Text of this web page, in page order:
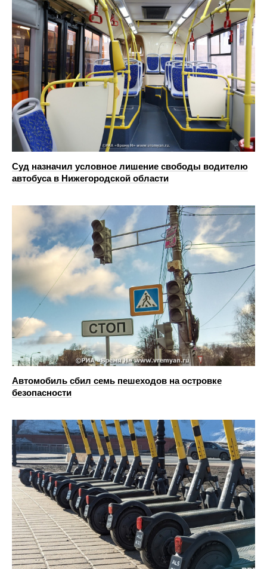
Суд назначил условное лишение свободы водителю
автобуса в Нижегородской области
Автомобиль сбил семь пешеходов на островке
безопасности